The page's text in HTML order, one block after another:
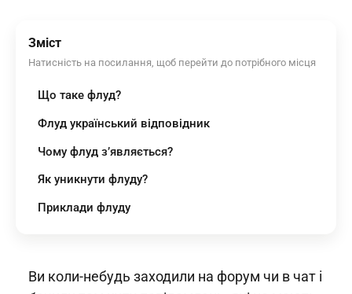
Зміст
Натисність на посилання, щоб перейти до потрібного місця
Що таке флуд?
Флуд український відповідник
Чому флуд з’являється?
Як уникнути флуду?
Приклади флуду
Ви коли-небудь заходили на форум чи в чат і